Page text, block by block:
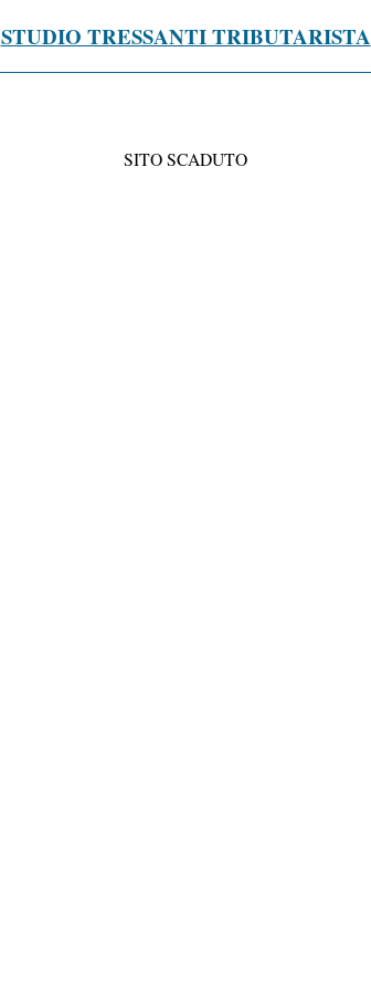
STUDIO TRESSANTI TRIBUTARISTA
SITO SCADUTO